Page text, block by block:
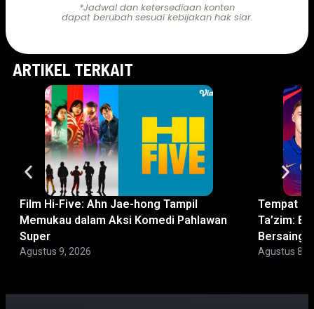
*Jadwal dan ketersediaan konten
dapat berubah sesuai kebijakan hak siar.
ARTIKEL TERKAIT
Film Hi-Five: Ahn Jae-hong Tampil
Memukau dalam Aksi Komedi Pahlawan
Super
Agustus 9, 2026
Tempat
Ta’zim:
Bersaing
Agustus 8,